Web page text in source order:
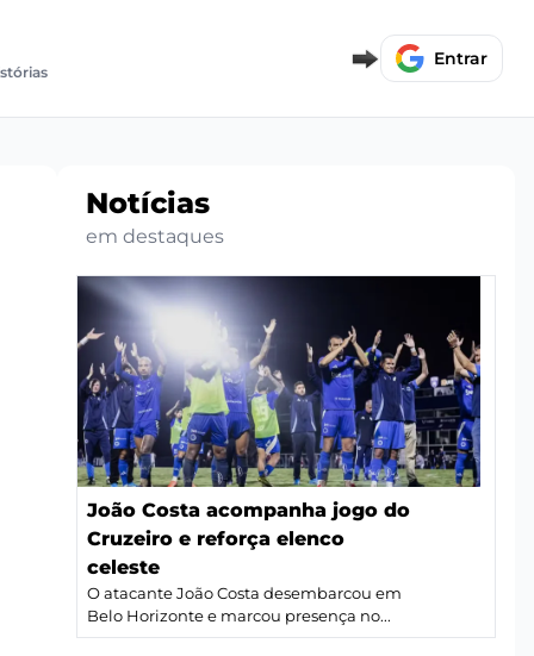
Entrar
Notícias
em destaques
João Costa acompanha jogo do
Cruzeiro e reforça elenco
celeste
O atacante João Costa desembarcou em
Belo Horizonte e marcou presença no...